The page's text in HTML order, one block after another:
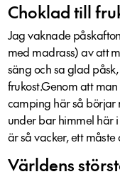
Choklad till
Jag vaknade
med madrass) av att
säng och sa glad
frukost.Genom att
camping här så börjar
under bar himmel här
är så vacker, ett
Världens